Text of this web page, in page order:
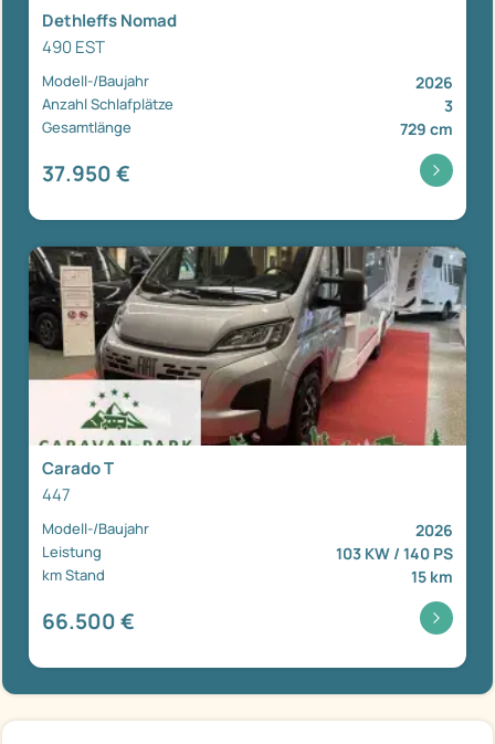
Dethleffs Nomad
490 EST
Modell-/Baujahr 2026
Anzahl Schlafplätze 3
Gesamtlänge 729 cm
37.950 €
Carado T
447
Modell-/Baujahr 2026
Leistung 103 KW / 140 PS
km Stand 15 km
66.500 €